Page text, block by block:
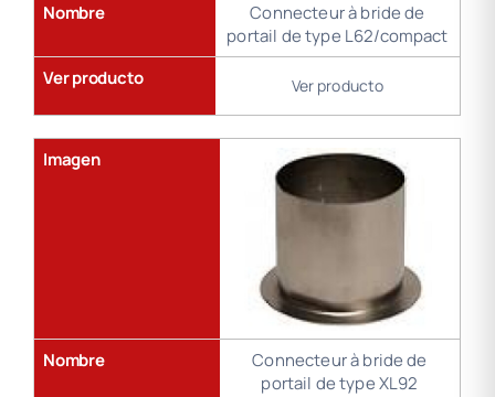
Nombre
Connecteur à bride de
portail de type L62/compact
Ver producto
Ver producto
Imagen
Nombre
Connecteur à bride de
portail de type XL92